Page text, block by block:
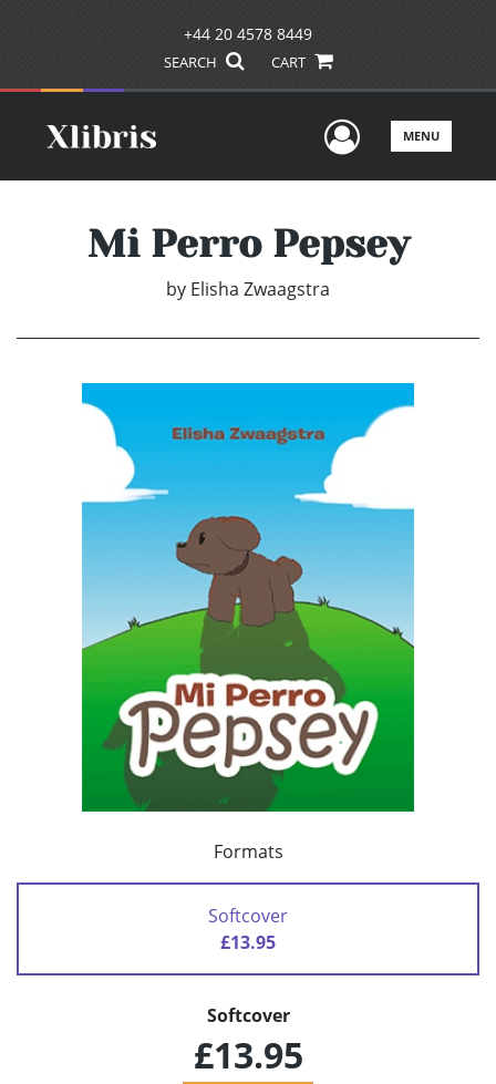
+44 20 4578 8449
SEARCH CART
UserMENU
Mi Perro Pepsey
by Elisha Zwaagstra
Formats
Softcover
£13.95
Softcover
£13.95